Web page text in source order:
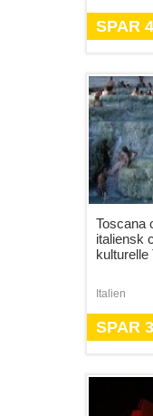
SPAR
Toscana
italiensk
kulturelle
Italien
SPAR